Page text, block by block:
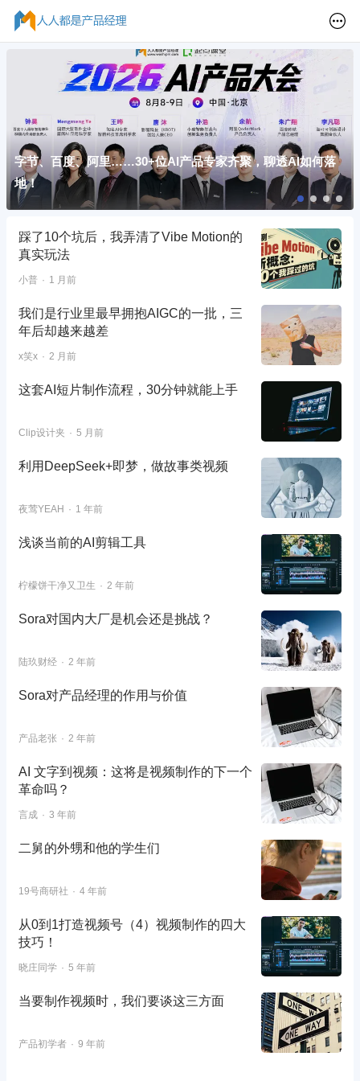
字节、百度、阿里……30+位AI产品专家齐聚，聊透AI如何落
地！
踩了10个坑后，我弄清了Vibe Motion的
真实玩法
小普 1 月前
我们是行业里最早拥抱AIGC的一批，三
年后却越来越差
x笑x 2 月前
这套AI短片制作流程，30分钟就能上手
Clip设计夹 5 月前
利用DeepSeek+即梦，做故事类视频
夜莺YEAH 1 年前
浅谈当前的AI剪辑工具
柠檬饼干净又卫生 2 年前
Sora对国内大厂是机会还是挑战？
陆玖财经 2 年前
Sora对产品经理的作用与价值
产品老张 2 年前
AI 文字到视频：这将是视频制作的下一个
革命吗？
言成 3 年前
二舅的外甥和他的学生们
19号商研社 4 年前
从0到1打造视频号（4）视频制作的四大
技巧！
晓庄同学 5 年前
当要制作视频时，我们要谈这三方面
产品初学者 9 年前